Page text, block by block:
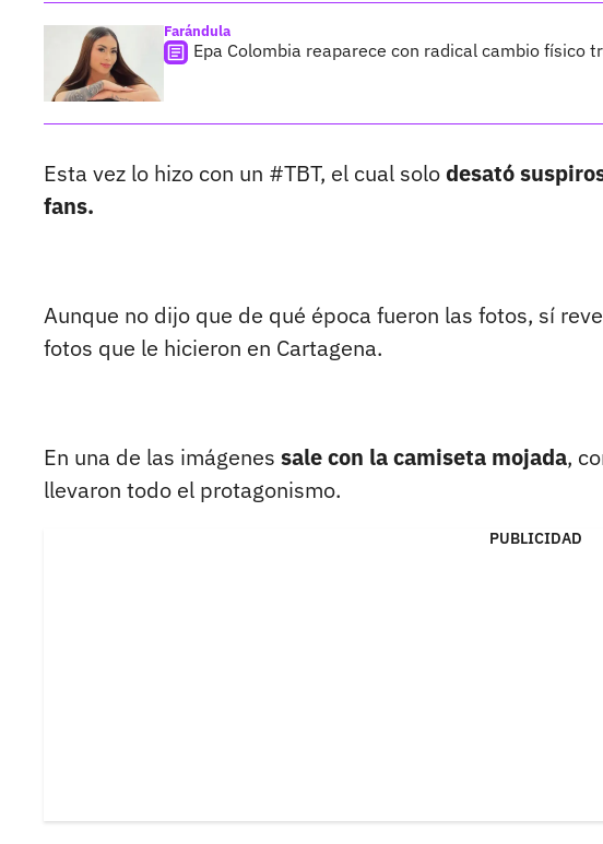
Farándula
Epa Colombia reaparece con radical cambio físico
Esta vez lo hizo con un #TBT, el cual solodesató
fans.
Aunque no dijo que de qué época fueron las fotos, sí
fotos que le hicieron en Cartagena.
En una de las imágenes sale con la camiseta mojada,
llevaron todo el protagonismo.
PUBLICIDAD